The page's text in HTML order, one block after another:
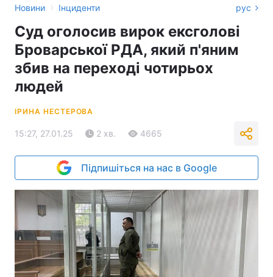
Новини › Інциденти рус
Суд оголосив вирок ексголові
Броварської РДА, який п'яним
збив на переході чотирьох
людей
ІРИНА НЕСТЕРОВА
15:27, 27.01.25 2 хв. 4665
Підпишіться на нас в Google